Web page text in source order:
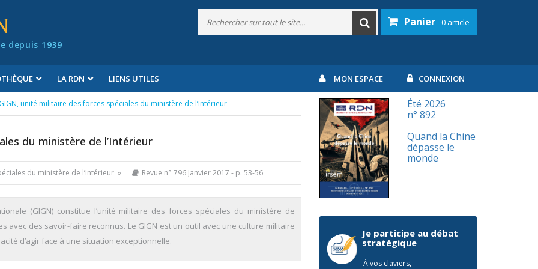
depuis 1939
Panier- 0 article
LA RDN LIENS UTILES MON ESPACE CONNEXION
unité militaire des forces spéciales du ministère de l’Intérieur
du ministère de l’Intérieur
du ministère de l’Intérieur » Revue n° 796 Janvier 2017 - p. 53-56
(GIGN) constitue l’unité militaire des forces spéciales du ministère de
avec des savoir-faire reconnus. Le GIGN est un outil avec une culture militaire
d’agir face à une situation exceptionnelle.
Été 2026
n° 892
Quand la Chine
dépasse le
monde
Je participe au débat
stratégique
À vos claviers,